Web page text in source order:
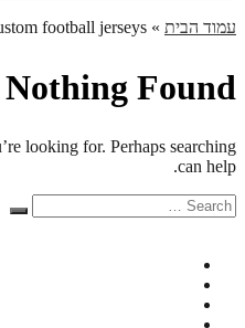
עמוד הבית »
football jerseys
Nothing Found
looking for. Perhaps searching
can help.
Search
for: